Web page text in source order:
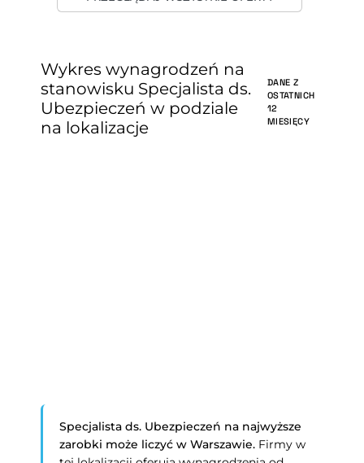
Wykres wynagrodzeń na
stanowisku Specjalista ds.
Ubezpieczeń w podziale
na lokalizacje
DANE Z
OSTATNICH
12
MIESIĘCY
Specjalista ds. Ubezpieczeń na najwyższe
zarobki może liczyć w Warszawie. Firmy w